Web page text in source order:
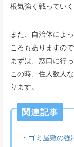
根気強く戦ってい
また、自治体によ
ころもありますので
まずは、窓口に行
この時、住人数人
ります。
関連記事
・ ゴミ屋敷の